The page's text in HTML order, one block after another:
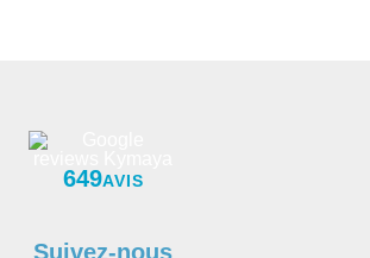
649AVIS
Suivez-nous